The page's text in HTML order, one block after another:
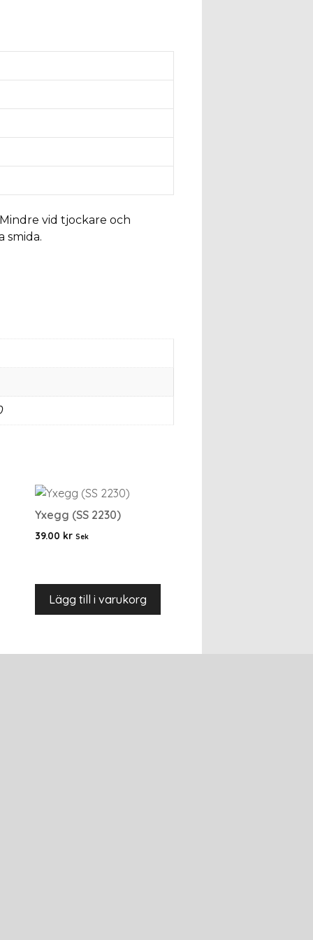
vid tjockare och
smida.
Yxegg (SS 2230)
39.00 kr Sek
Lägg till i varukorg